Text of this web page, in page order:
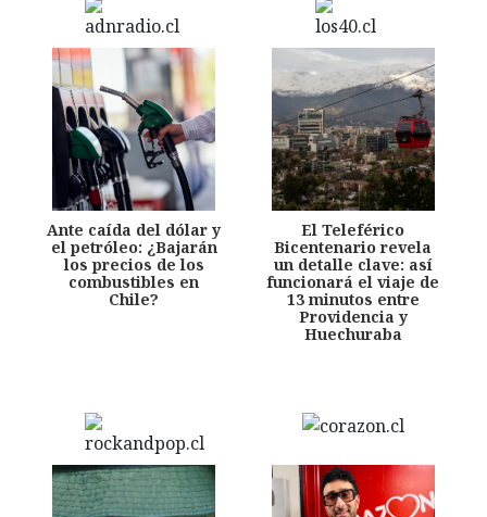
Ante caída del dólar y
el petróleo: ¿Bajarán
los precios de los
combustibles en
Chile?
El Teleférico
Bicentenario revela
un detalle clave: así
funcionará el viaje de
13 minutos entre
Providencia y
Huechuraba